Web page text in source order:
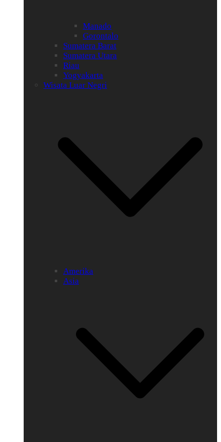
Manado
Gorontalo
Sumatera Barat
Sumatera Utara
Riau
Yogyakarta
Wisata Luar Negri
Amerika
Asia